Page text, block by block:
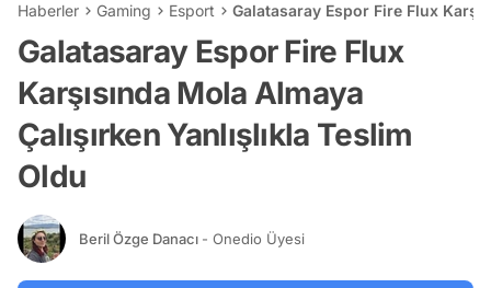
Haberler Gaming Esport Galatasaray Espor Fire Flux
Galatasaray Espor Fire Flux
Karşısında Mola Almaya
Çalışırken Yanlışlıkla Teslim
Oldu
Beril Özge Danacı - Onedio Üyesi